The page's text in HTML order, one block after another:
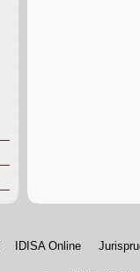
IDISA Online